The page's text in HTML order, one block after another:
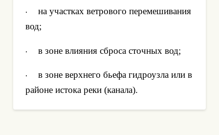
·
на участках ветрового перемешивания
вод;
· в зоне влияния сброса сточных вод;
·
в зоне верхнего бьефа гидроузла или в
районе истока реки (канала).